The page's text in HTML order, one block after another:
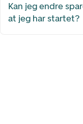
Kan jeg endre
at jeg har startet?